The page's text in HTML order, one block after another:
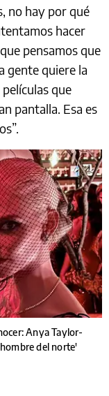
no hay por qué
hacer
pensamos que
gente quiere la
que
pantalla. Esa es
Anya Taylor-
del norte'